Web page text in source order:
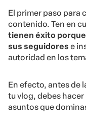
El primer paso para
contenido. Ten en
tienen éxito
sus seguidores e
autoridad en los
En efecto, antes de
tu vlog, debes
asuntos que